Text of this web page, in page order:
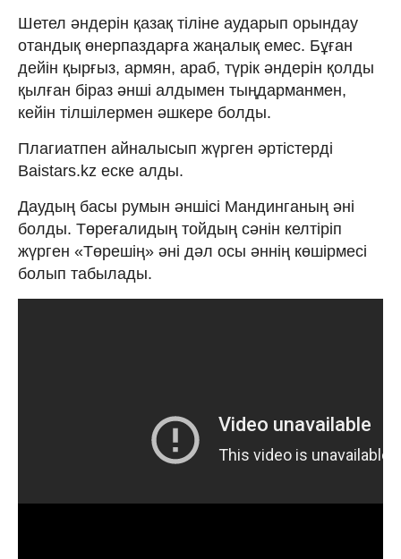
Шетел әндерін қазақ тіліне аударып орындау
отандық өнерпаздарға жаңалық емес. Бұған
дейін қырғыз, армян, араб, түрік әндерін қолды
қылған біраз әнші алдымен тыңдарманмен,
кейін тілшілермен әшкере болды.
Плагиатпен айналысып жүрген әртістерді
Baistars.kz еске алды.
Даудың басы румын әншісі Мандинганың әні
болды. Төреғалидың тойдың сәнін келтіріп
жүрген «Төрешің» әні дәл осы әннің көшірмесі
болып табылады.